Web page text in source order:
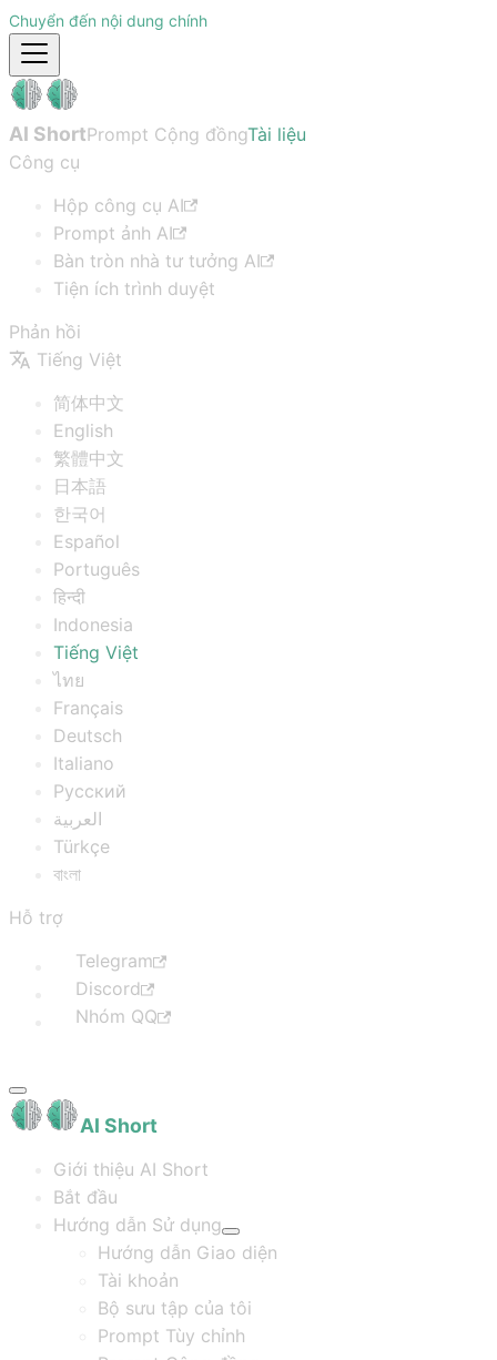
Chuyển đến nội dung chính
AI ShortPrompt Cộng đồngTài liệu
Công cụ
Hộp công cụ AI
Prompt ảnh AI
Bàn tròn nhà tư tưởng AI
Tiện ích trình duyệt
Phản hồi
Tiếng Việt
简体中文
English
繁體中文
日本語
한국어
Español
Português
हिन्दी
Indonesia
Tiếng Việt
ไทย
Français
Deutsch
Italiano
Русский
العربية
Türkçe
বাংলা
Hỗ trợ
Telegram
Discord
Nhóm QQ
AI Short
Giới thiệu AI Short
Bắt đầu
Hướng dẫn Sử dụng
Hướng dẫn Giao diện
Tài khoản
Bộ sưu tập của tôi
Prompt Tùy chỉnh